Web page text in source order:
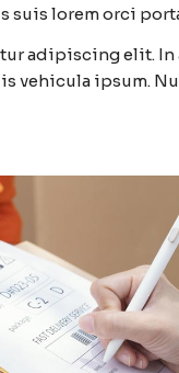
suis lorem orci
adipiscing elit.
vehicula ipsum.